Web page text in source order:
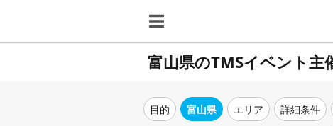
富山県のTMSイベント主
目的 富山県 エリア 詳細条件